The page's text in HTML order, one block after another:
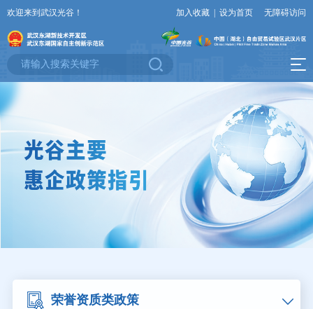
欢迎来到武汉光谷！ 加入收藏 设为首页 无障碍访问
荣誉资质类政策